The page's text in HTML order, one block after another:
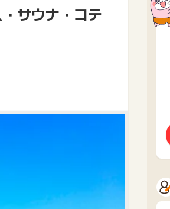
サウナ・コテ